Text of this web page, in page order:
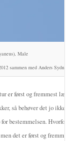
Male
sammen med Anders Sydney
er først og fremmest
så behøver det jo ikke
bestemmelsen. Hvorfor
det er først og fremmest